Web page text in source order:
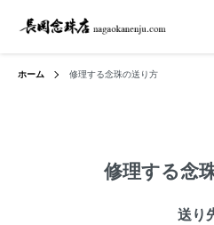
ホーム 修理する念珠の送り方
修理する念
送り